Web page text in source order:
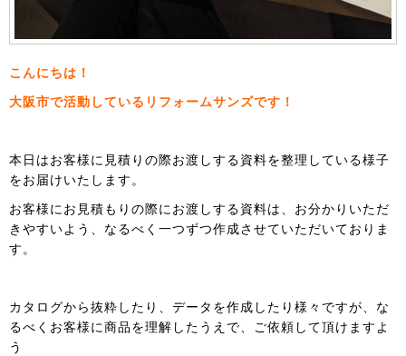
こんにちは！
大阪市で活動しているリフォームサンズです！
本日はお客様に見積りの際お渡しする資料を整理している様子
をお届けいたします。
お客様にお見積もりの際にお渡しする資料は、お分かりいただ
きやすいよう、なるべく一つずつ作成させていただいておりま
す。
カタログから抜粋したり、データを作成したり様々ですが、な
るべくお客様に商品を理解したうえで、ご依頼して頂けますよ
う